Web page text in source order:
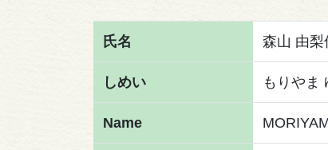
氏名 森山 由梨
しめい もりやま
Name